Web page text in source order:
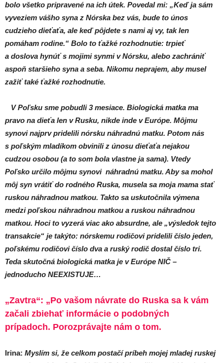
bolo všetko pripravené na ich útek. Povedal mi: „Keď ja sám
vyveziem vášho syna z Nórska bez vás, bude to únos
cudzieho dieťaťa, ale keď pôjdete s nami aj vy, tak len
pomáham rodine.“ Bolo to ťažké rozhodnutie: trpieť
a doslova hynúť s mojimi synmi v Nórsku, alebo zachrániť
aspoň staršieho syna a seba. Nikomu neprajem, aby musel
zažiť také ťažké rozhodnutie.
V Poľsku sme pobudli 3 mesiace. Biologická matka ma
pravo na dieťa len v Rusku, nikde inde v Európe. Môjmu
synovi najprv pridelili nórsku náhradnú matku. Potom nás
s poľským mladíkom obvinili z únosu dieťaťa nejakou
cudzou osobou (a to som bola vlastne ja sama). Vtedy
Poľsko určilo môjmu synovi náhradnú matku. Aby sa mohol
môj syn vrátiť do rodného Ruska, musela sa moja mama stať
ruskou náhradnou matkou. Takto sa uskutočnila výmena
medzi poľskou náhradnou matkou a ruskou náhradnou
matkou. Hoci to vyzerá viac ako absurdne, ale „výsledok tejto
transakcie“ je takýto: nórskemu rodičovi pridelili číslo jeden,
poľskému rodičovi číslo dva a ruský rodič dostal číslo tri.
Teda skutočná biologická matka je v Európe NIČ –
jednoducho NEEXISTUJE…
„Zavtra“: „Po vašom návrate do Ruska sa k vám
začali zbiehať informácie o podobných
prípadoch. Porozprávajte nám o tom.
Irina: Myslím si, že celkom postačí príbeh mojej mladej ruskej